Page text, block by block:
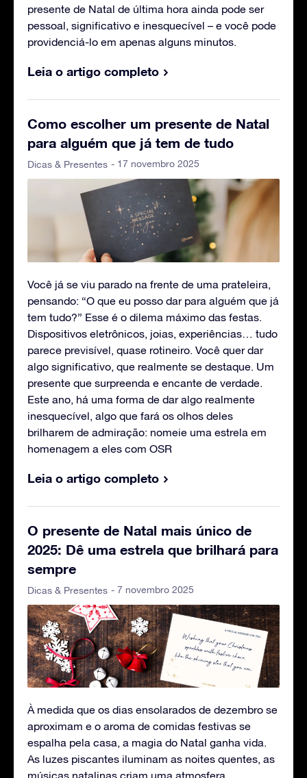
presente de Natal de última hora ainda pode ser
pessoal, significativo e inesquecível – e você pode
providenciá-lo em apenas alguns minutos.
Leia o artigo completo
Como escolher um presente de Natal
para alguém que já tem de tudo
Dicas & Presentes - 17 novembro 2025
Você já se viu parado na frente de uma prateleira,
pensando: “O que eu posso dar para alguém que já
tem tudo?” Esse é o dilema máximo das festas.
Dispositivos eletrônicos, joias, experiências… tudo
parece previsível, quase rotineiro. Você quer dar
algo significativo, que realmente se destaque. Um
presente que surpreenda e encante de verdade.
Este ano, há uma forma de dar algo realmente
inesquecível, algo que fará os olhos deles
brilharem de admiração: nomeie uma estrela em
homenagem a eles com OSR
Leia o artigo completo
O presente de Natal mais único de
2025: Dê uma estrela que brilhará para
sempre
Dicas & Presentes - 7 novembro 2025
À medida que os dias ensolarados de dezembro se
aproximam e o aroma de comidas festivas se
espalha pela casa, a magia do Natal ganha vida.
As luzes piscantes iluminam as noites quentes, as
músicas natalinas criam uma atmosfera